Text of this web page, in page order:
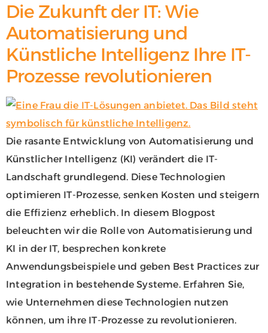
Die Zukunft der IT: Wie
Automatisierung und
Künstliche Intelligenz Ihre IT-
Prozesse revolutionieren
Die rasante Entwicklung von Automatisierung und
Künstlicher Intelligenz (KI) verändert die IT-
Landschaft grundlegend. Diese Technologien
optimieren IT-Prozesse, senken Kosten und steigern
die Effizienz erheblich. In diesem Blogpost
beleuchten wir die Rolle von Automatisierung und
KI in der IT, besprechen konkrete
Anwendungsbeispiele und geben Best Practices zur
Integration in bestehende Systeme. Erfahren Sie,
wie Unternehmen diese Technologien nutzen
können, um ihre IT-Prozesse zu revolutionieren.